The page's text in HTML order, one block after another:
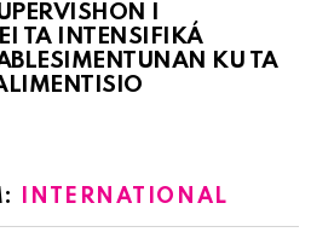
I
TA INTENSIFIKÁ
KU TA
INTERNATIONAL